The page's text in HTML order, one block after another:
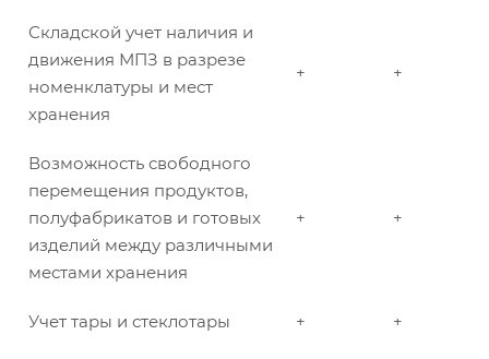
Складской учет наличия и
движения МПЗ в разрезе
номенклатуры и мест
хранения
+ +
Возможность свободного
перемещения продуктов,
полуфабрикатов и готовых
изделий между различными
местами хранения
+ +
Учет тары и стеклотары + +